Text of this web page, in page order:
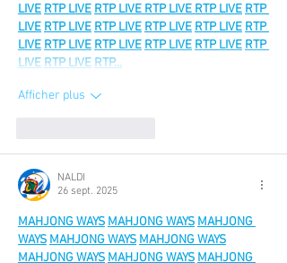
LIVE RTP LIVE RTP LIVE RTP LIVE RTP LIVE RTP
LIVE RTP LIVE RTP LIVE RTP LIVE RTP LIVE RTP
LIVE RTP LIVE RTP LIVE RTP LIVE RTP LIVE RTP
LIVE RTP LIVE RTP…
Afficher plus
NALDI
26 sept. 2025
MAHJONG WAYS MAHJONG WAYS MAHJONG
WAYS MAHJONG WAYS MAHJONG WAYS
MAHJONG WAYS MAHJONG WAYS MAHJONG